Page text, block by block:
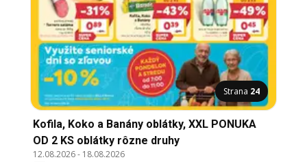
Strana 24
Kofila, Koko a Banány oblátky, XXL PONUKA
OD 2 KS oblátky rôzne druhy
12.08.2026- 18.08.2026